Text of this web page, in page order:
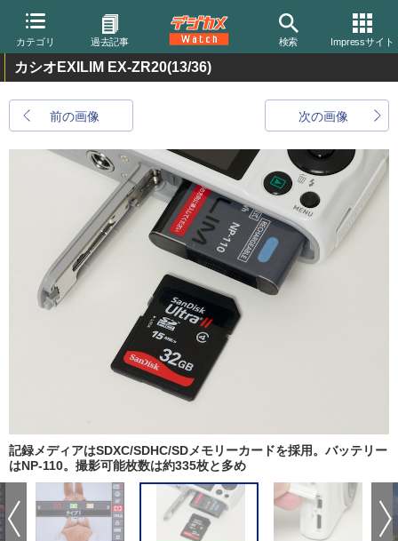
カテゴリ 過去記事 検索 Impressサイト
カシオEXILIM EX-ZR20(13/36)
前の画像 次の画像
記録メディアはSDXC/SDHC/SDメモリーカードを採用。バッテリー
はNP-110。撮影可能枚数は約335枚と多め